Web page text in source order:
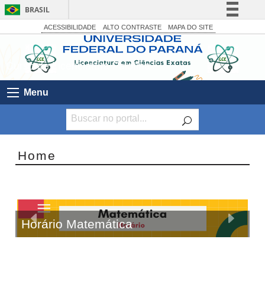
BRASIL
Simplifique!
Comunica BR
Participe
Acesso à informação
Canais
ACESSIBILIDADE ALTO CONTRASTE MAPA DO SITE
Curso de Licenciatura Palotina
Menu
Home
Horário Matemática
Anterior
Slide
Próximo
Slide